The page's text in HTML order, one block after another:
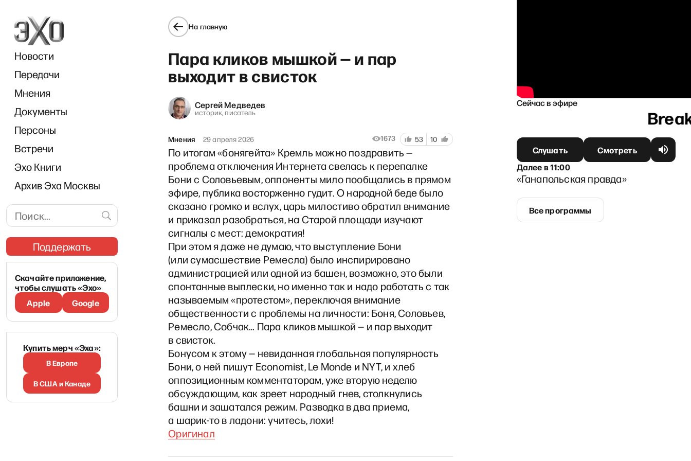
Новости
Передачи
Мнения
Документы
Персоны
Встречи
Эхо Книги
Архив Эха Москвы
Поддержать
Скачайте приложение,
чтобы слушать «Эхо»
Apple
Google
Купить мерч «Эха»:
В Европе
В США и Канаде
На главную
Пара кликов мышкой — и пар
выходит в свисток
Сергей Медведев
историк, писатель
Мнения 29 апреля 2026 1673 53 10
По итогам «бонягейта» Кремль можно поздравить —
проблема отключения Интернета свелась к перепалке
Бони с Соловьевым, оппоненты мило пообщались в прямом
эфире, публика восторженно гудит. О народной беде было
сказано громко и вслух, царь милостиво обратил внимание
и приказал разобраться, на Старой площади изучают
сигналы с мест: демократия!
При этом я даже не думаю, что выступление Бони
(или сумасшествие Ремесла) было инспирировано
администрацией или одной из башен, возможно, это были
спонтанные выплески, но именно так и надо работать с так
называемым «протестом», переключая внимание
общественности с проблемы на личности: Боня, Соловьев,
Ремесло, Собчак… Пара кликов мышкой — и пар выходит
в свисток.
Бонусом к этому — невиданная глобальная популярность
Бони, о ней пишут Economist, Le Monde и NYT, и хлеб
оппозиционным комментаторам, уже вторую неделю
обсуждающим, как зреет народный гнев, столкнулись
башни и зашатался режим. Разводка в два приема,
а шарик-то в ладони: учитесь, лохи!
Оригинал
Сейчас в эфире
Breakfast show с Филиппенко и Эггерт
Слушать
Смотреть
Далеев11:00
«Ганапольская правда»
Все программы